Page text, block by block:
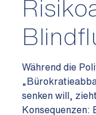
Während die
senken will,
Konsequenzen: